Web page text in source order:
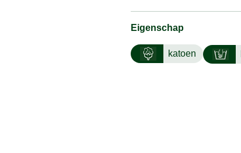
Eigenschap
katoen